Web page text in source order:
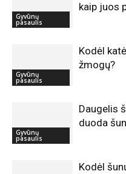
Gyvūnų
pasaulis
kaip juos
Gyvūnų
pasaulis
Kodėl
žmogų?
Gyvūnų
pasaulis
Daugelis
duoda
Kodėl